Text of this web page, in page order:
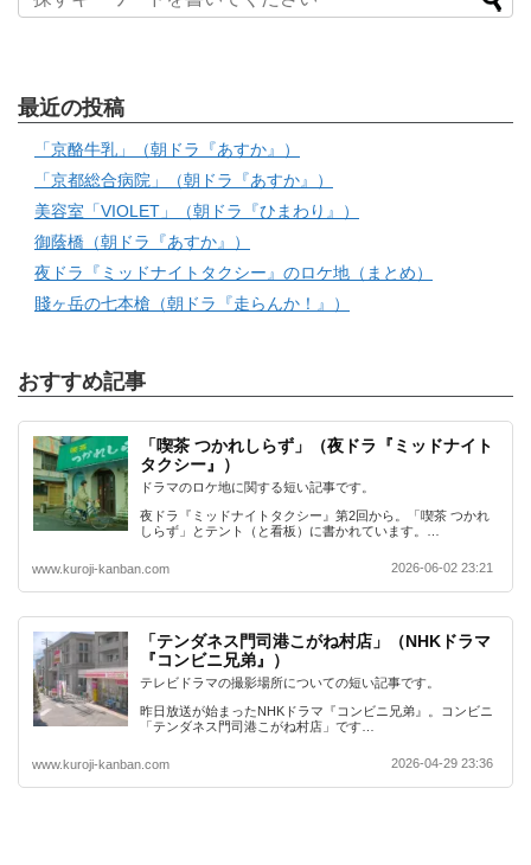
最近の投稿
「京酪牛乳」（朝ドラ『あすか』）
「京都総合病院」（朝ドラ『あすか』）
美容室「VIOLET」（朝ドラ『ひまわり』）
御蔭橋（朝ドラ『あすか』）
夜ドラ『ミッドナイトタクシー』のロケ地（まとめ）
賤ヶ岳の七本槍（朝ドラ『走らんか！』）
おすすめ記事
「喫茶 つかれしらず」（夜ドラ『ミッドナイト
タクシー』）
ドラマのロケ地に関する短い記事です。
夜ドラ『ミッドナイトタクシー』第2回から。「喫茶 つかれ
しらず」とテント（と看板）に書かれています。…
www.kuroji-kanban.com 2026-06-02 23:21
「テンダネス門司港こがね村店」（NHKドラマ
『コンビニ兄弟』）
テレビドラマの撮影場所についての短い記事です。
昨日放送が始まったNHKドラマ『コンビニ兄弟』。コンビニ
「テンダネス門司港こがね村店」です…
www.kuroji-kanban.com 2026-04-29 23:36